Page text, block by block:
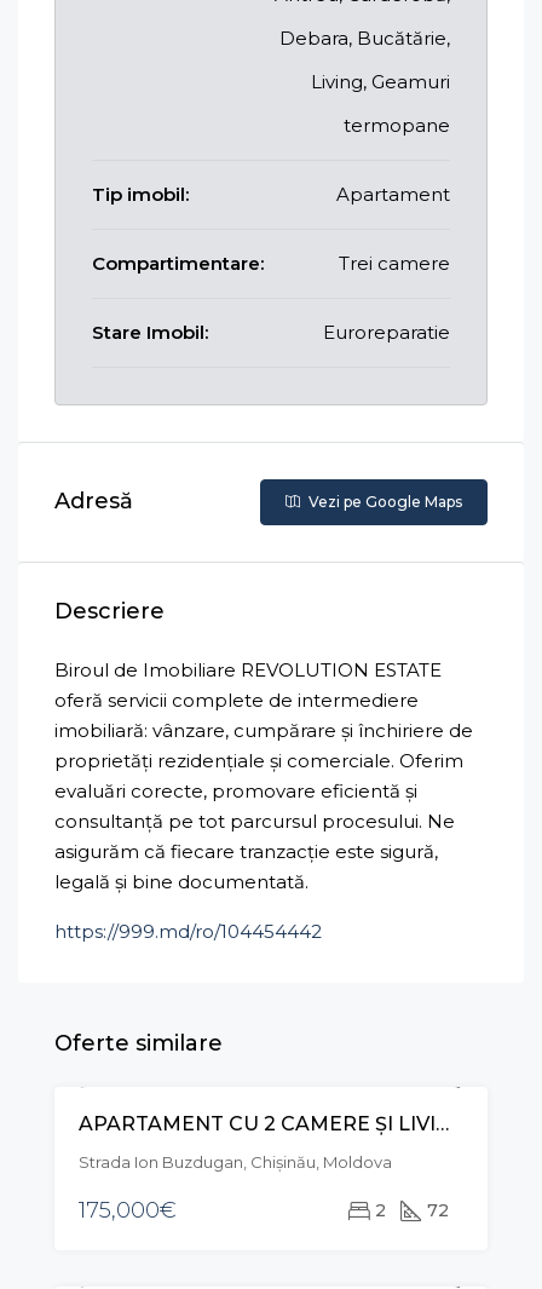
Debara, Bucătărie,
Living, Geamuri
termopane
Tip imobil: Apartament
Compartimentare: Trei camere
Stare Imobil: Euroreparatie
Adresă Vezi pe Google Maps
Descriere
Biroul de Imobiliare REVOLUTION ESTATE
oferă servicii complete de intermediere
imobiliară: vânzare, cumpărare și închiriere de
proprietăți rezidențiale și comerciale. Oferim
evaluări corecte, promovare eficientă și
consultanță pe tot parcursul procesului. Ne
asigurăm că fiecare tranzacție este sigură,
legală și bine documentată.
https://999.md/ro/104454442
Oferte similare
VÂNZARE
APARTAMENT CU 2 CAMERE ȘI LIVING , STR. ION BUZDUGAN , BUIUCANI
Strada Ion Buzdugan, Chișinău, Moldova
175,000€ 2 72